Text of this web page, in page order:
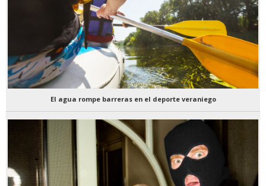
El agua rompe barreras en el deporte veraniego